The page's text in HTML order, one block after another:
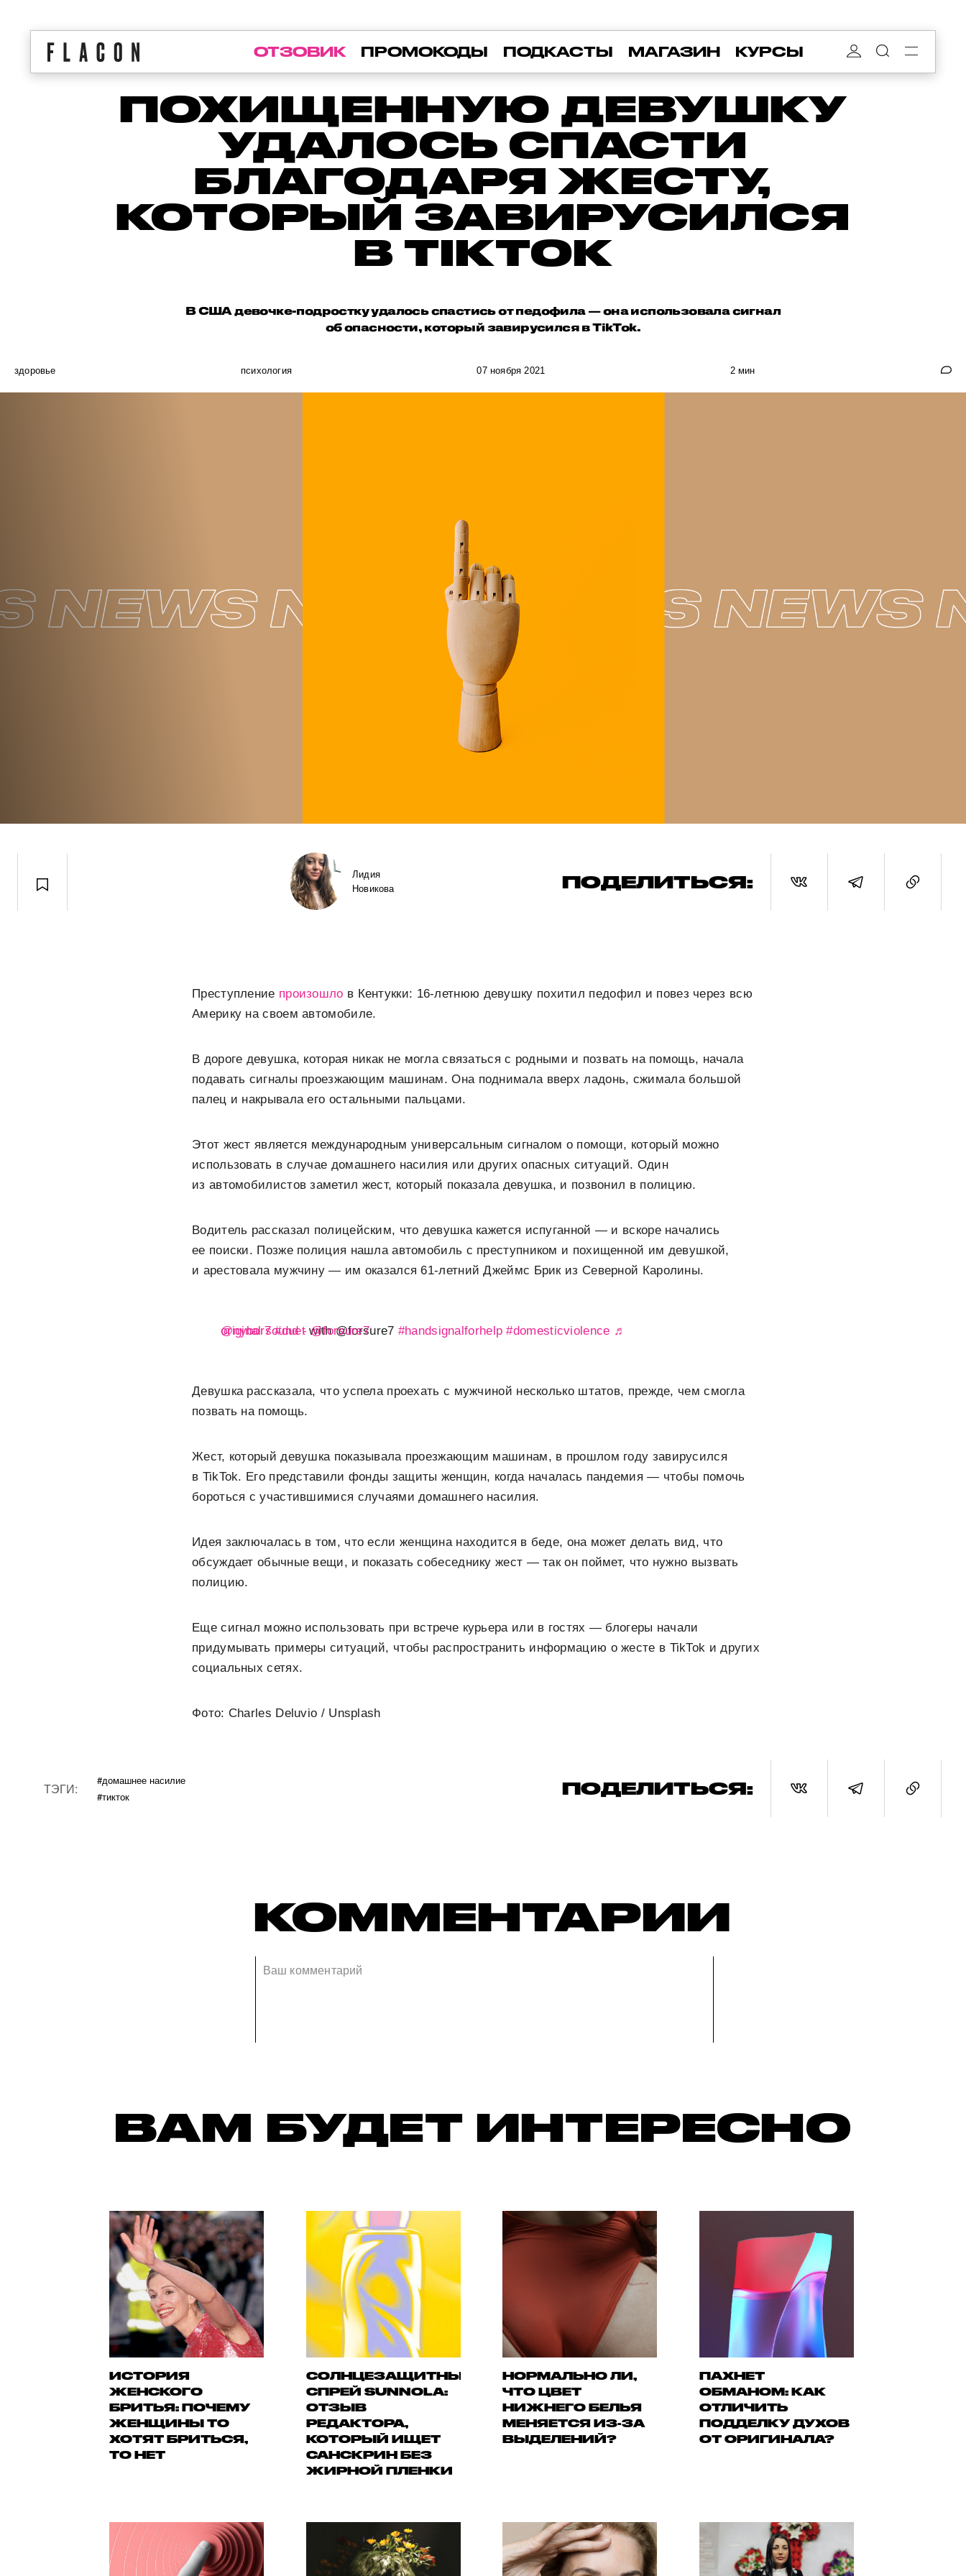
ОТЗОВИК ПРОМОКОДЫ ПОДКАСТЫ МАГАЗИН КУРСЫ
ПОХИЩЕННУЮ ДЕВУШКУ
УДАЛОСЬ СПАСТИ
БЛАГОДАРЯ ЖЕСТУ,
КОТОРЫЙ ЗАВИРУСИЛСЯ
В TIKTOK
В США девочке-подростку удалось спастись от педофила — она использовала сигнал
об опасности, который завирусился в TikTok.
здоровье психология 07 ноября 2021 2 мин
Лидия
Новикова
ПОДЕЛИТЬСЯ:
Преступление произошло в Кентукки: 16-летнюю девушку похитил педофил и повез через всю
Америку на своем автомобиле.
В дороге девушка, которая никак не могла связаться с родными и позвать на помощь, начала
подавать сигналы проезжающим машинам. Она поднимала вверх ладонь, сжимала большой
палец и накрывала его остальными пальцами.
Этот жест является международным универсальным сигналом о помощи, который можно
использовать в случае домашнего насилия или других опасных ситуаций. Один
из автомобилистов заметил жест, который показала девушка, и позвонил в полицию.
Водитель рассказал полицейским, что девушка кажется испуганной — и вскоре начались
ее поиски. Позже полиция нашла автомобиль с преступником и похищенной им девушкой,
и арестовала мужчину — им оказался 61-летний Джеймс Брик из Северной Каролины.
@nybor7 #duetwith @forsure7 #handsignalforhelp #domesticviolence
♬ original sound - @forsure7
Девушка рассказала, что успела проехать с мужчиной несколько штатов, прежде, чем смогла
позвать на помощь.
Жест, который девушка показывала проезжающим машинам, в прошлом году завирусился
в TikTok. Его представили фонды защиты женщин, когда началась пандемия — чтобы помочь
бороться с участившимися случаями домашнего насилия.
Идея заключалась в том, что если женщина находится в беде, она может делать вид, что
обсуждает обычные вещи, и показать собеседнику жест — так он поймет, что нужно вызвать
полицию.
Еще сигнал можно использовать при встрече курьера или в гостях — блогеры начали
придумывать примеры ситуаций, чтобы распространить информацию о жесте в TikTok и других
социальных сетях.
Фото: Charles Deluvio / Unsplash
ТЭГИ:
#домашнее насилие
#тикток
ПОДЕЛИТЬСЯ:
КОММЕНТАРИИ
ВАМ БУДЕТ ИНТЕРЕСНО
ИСТОРИЯ
ЖЕНСКОГО
БРИТЬЯ: ПОЧЕМУ
ЖЕНЩИНЫ ТО
ХОТЯТ БРИТЬСЯ,
ТО НЕТ
СОЛНЦЕЗАЩИТНЫЙ
СПРЕЙ SUNNOLA:
ОТЗЫВ
РЕДАКТОРА,
КОТОРЫЙ ИЩЕТ
САНСКРИН БЕЗ
ЖИРНОЙ ПЛЕНКИ
НОРМАЛЬНО ЛИ,
ЧТО ЦВЕТ
НИЖНЕГО БЕЛЬЯ
МЕНЯЕТСЯ ИЗ-ЗА
ВЫДЕЛЕНИЙ?
ПАХНЕТ
ОБМАНОМ: КАК
ОТЛИЧИТЬ
ПОДДЕЛКУ ДУХОВ
ОТ ОРИГИНАЛА?